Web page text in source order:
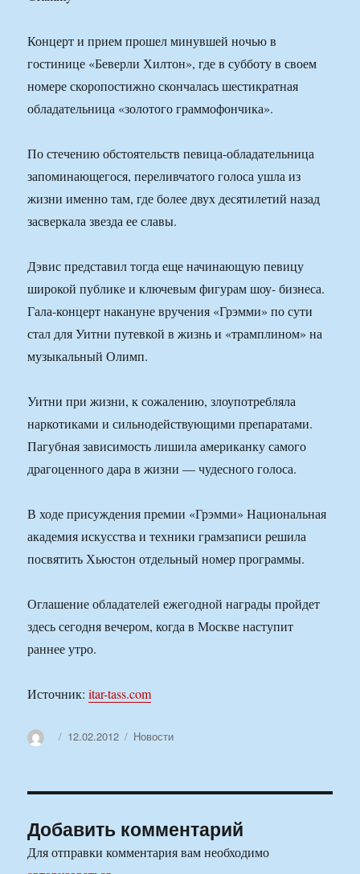
Концерт и прием прошел минувшей ночью в
гостинице «Беверли Хилтон», где в субботу в своем
номере скоропостижно скончалась шестикратная
обладательница «золотого граммофончика».
По стечению обстоятельств певица-обладательница
запоминающегося, переливчатого голоса ушла из
жизни именно там, где более двух десятилетий назад
засверкала звезда ее славы.
Дэвис представил тогда еще начинающую певицу
широкой публике и ключевым фигурам шоу- бизнеса.
Гала-концерт накануне вручения «Грэмми» по сути
стал для Уитни путевкой в жизнь и «трамплином» на
музыкальный Олимп.
Уитни при жизни, к сожалению, злоупотребляла
наркотиками и сильнодействующими препаратами.
Пагубная зависимость лишила американку самого
драгоценного дара в жизни — чудесного голоса.
В ходе присуждения премии «Грэмми» Национальная
академия искусства и техники грамзаписи решила
посвятить Хьюстон отдельный номер программы.
Оглашение обладателей ежегодной награды пройдет
здесь сегодня вечером, когда в Москве наступит
раннее утро.
Источник:itar-tass.com
АвторОпубликовано
12.02.2012 Рубрики
Новости
Добавить комментарий
Для отправки комментария вам необходимо